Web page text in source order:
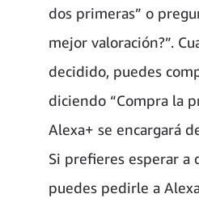
dos primeras” o
mejor valoración?”.
decidido, puedes
diciendo “Compra la
Alexa+ se encargará
Si prefieres esperar a
puedes pedirle a